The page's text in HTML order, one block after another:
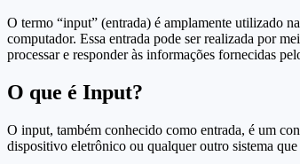
O termo “input” (entrada) é amplamente utilizado
computador. Essa entrada pode ser realizada por
processar e responder às informações fornecidas
O que é Input?
O input, também conhecido como entrada, é um
dispositivo eletrônico ou qualquer outro sistema